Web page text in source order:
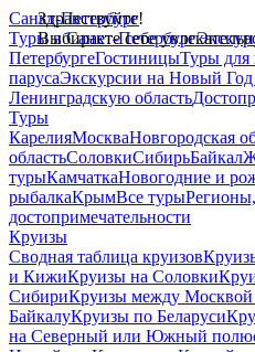
Здравствуйте!
Выбираете себе
Санкт-Петербург
Туры в Санкт-Петербург
ПетербургеГостиницыТуры для
парусаЭкскурсии на Новый
Ленинградскую область
Туры
КарелияМоскваНовгородская
областьСоловкиСибирьБайкал
турыКамчаткаНовогодние и
рыбалкаКрымВсе туры
достопримечательности
Круизы
Сводная таблица круизов
и КижиКруизы на Соловки
СибириКруизы между Москвой
БайкалуКруизы по Беларуси
на Северный или Южный